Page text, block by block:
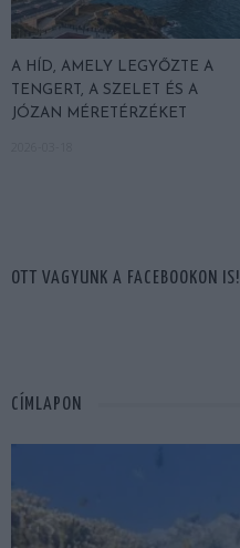
A HÍD, AMELY LEGYŐZTE A
TENGERT, A SZELET ÉS A
JÓZAN MÉRETÉRZÉKET
OTT VAGYUNK A FACEBOOKON IS!
CÍMLAPON